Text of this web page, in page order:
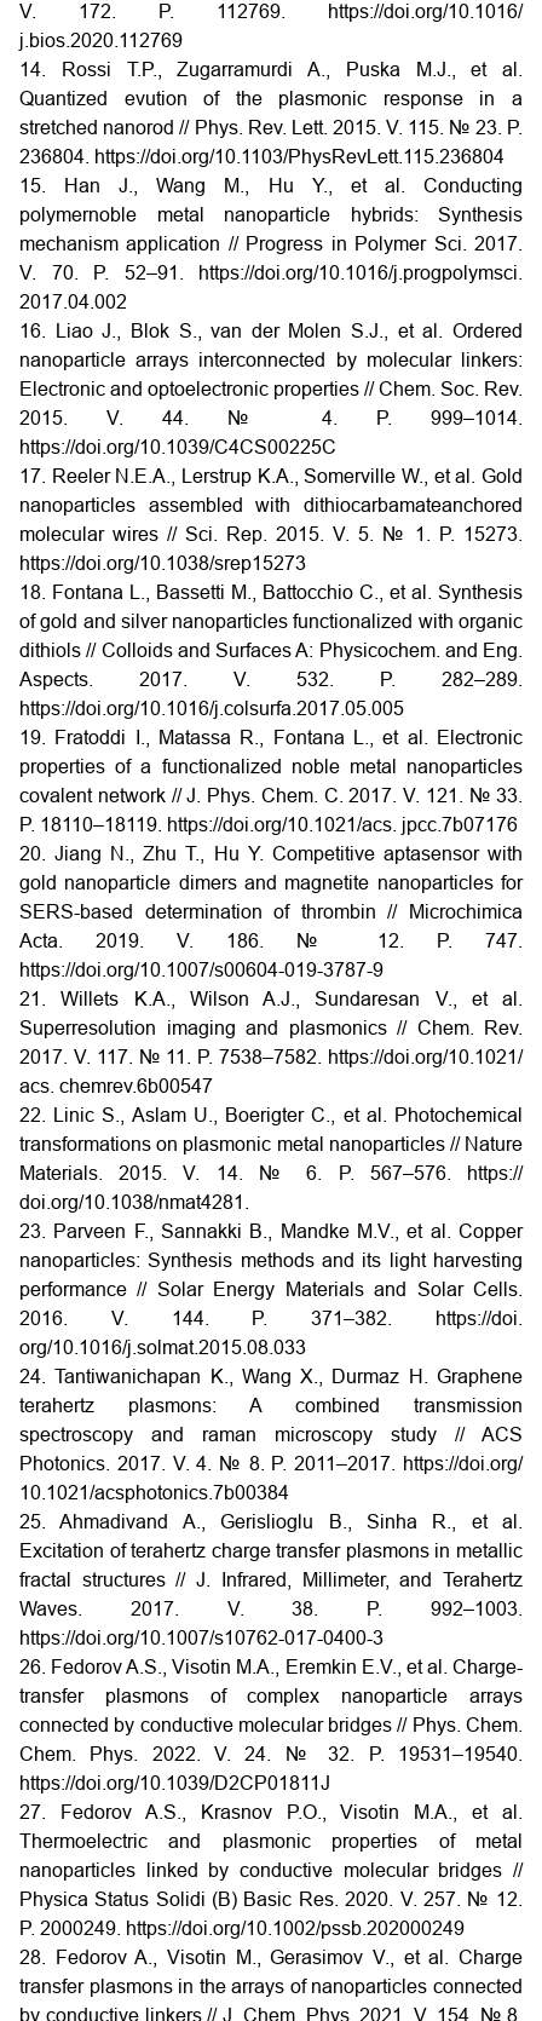
V. 172. P. 112769. https://doi.org/10.1016/
j.bios.2020.112769
14. Rossi T.P., Zugarramurdi A., Puska M.J., et al.
Quantized evution of the plasmonic response in a
stretched nanorod // Phys. Rev. Lett. 2015. V. 115. № 23. P.
236804. https://doi.org/10.1103/PhysRevLett.115.236804
15. Han J., Wang M., Hu Y., et al. Conducting
polymernoble metal nanoparticle hybrids: Synthesis
mechanism application // Progress in Polymer Sci. 2017.
V. 70. P. 52–91. https://doi.org/10.1016/j.progpolymsci.
2017.04.002
16. Liao J., Blok S., van der Molen S.J., et al. Ordered
nanoparticle arrays interconnected by molecular linkers:
Electronic and optoelectronic properties // Chem. Soc. Rev.
2015. V. 44. № 4. P. 999–1014.
https://doi.org/10.1039/C4CS00225C
17. Reeler N.E.A., Lerstrup K.A., Somerville W., et al. Gold
nanoparticles assembled with dithiocarbamateanchored
molecular wires // Sci. Rep. 2015. V. 5. № 1. P. 15273.
https://doi.org/10.1038/srep15273
18. Fontana L., Bassetti M., Battocchio C., et al. Synthesis
of gold and silver nanoparticles functionalized with organic
dithiols // Colloids and Surfaces A: Physicochem. and Eng.
Aspects. 2017. V. 532. P. 282–289.
https://doi.org/10.1016/j.colsurfa.2017.05.005
19. Fratoddi I., Matassa R., Fontana L., et al. Electronic
properties of a functionalized noble metal nanoparticles
covalent network // J. Phys. Chem. C. 2017. V. 121. № 33.
P. 18110–18119. https://doi.org/10.1021/acs. jpcc.7b07176
20. Jiang N., Zhu T., Hu Y. Competitive aptasensor with
gold nanoparticle dimers and magnetite nanoparticles for
SERS-based determination of thrombin // Microchimica
Acta. 2019. V. 186. № 12. P. 747.
https://doi.org/10.1007/s00604-019-3787-9
21. Willets K.A., Wilson A.J., Sundaresan V., et al.
Superresolution imaging and plasmonics // Chem. Rev.
2017. V. 117. № 11. P. 7538–7582. https://doi.org/10.1021/
acs. chemrev.6b00547
22. Linic S., Aslam U., Boerigter C., et al. Photochemical
transformations on plasmonic metal nanoparticles // Nature
Materials. 2015. V. 14. № 6. P. 567–576. https://
doi.org/10.1038/nmat4281.
23. Parveen F., Sannakki B., Mandke M.V., et al. Copper
nanoparticles: Synthesis methods and its light harvesting
performance // Solar Energy Materials and Solar Cells.
2016. V. 144. P. 371–382. https://doi.
org/10.1016/j.solmat.2015.08.033
24. Tantiwanichapan K., Wang X., Durmaz H. Graphene
terahertz plasmons: A combined transmission
spectroscopy and raman microscopy study // ACS
Photonics. 2017. V. 4. № 8. P. 2011–2017. https://doi.org/
10.1021/acsphotonics.7b00384
25. Ahmadivand A., Gerislioglu B., Sinha R., et al.
Excitation of terahertz charge transfer plasmons in metallic
fractal structures // J. Infrared, Millimeter, and Terahertz
Waves. 2017. V. 38. P. 992–1003.
https://doi.org/10.1007/s10762-017-0400-3
26. Fedorov A.S., Visotin M.A., Eremkin E.V., et al. Charge-
transfer plasmons of complex nanoparticle arrays
connected by conductive molecular bridges // Phys. Chem.
Chem. Phys. 2022. V. 24. № 32. P. 19531–19540.
https://doi.org/10.1039/D2CP01811J
27. Fedorov A.S., Krasnov P.O., Visotin M.A., et al.
Thermoelectric and plasmonic properties of metal
nanoparticles linked by conductive molecular bridges //
Physica Status Solidi (B) Basic Res. 2020. V. 257. № 12.
P. 2000249. https://doi.org/10.1002/pssb.202000249
28. Fedorov A., Visotin M., Gerasimov V., et al. Charge
transfer plasmons in the arrays of nanoparticles connected
by conductive linkers // J. Chem. Phys. 2021. V. 154. № 8.